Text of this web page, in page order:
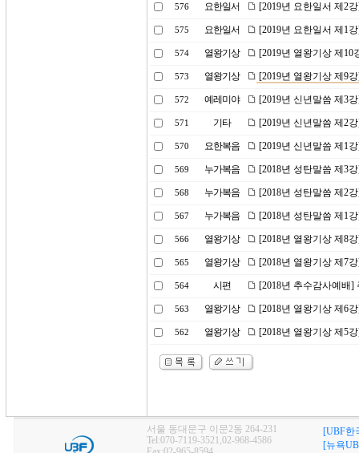
576 요한일서 [2019년 요한일서 제2
575 요한일서 [2019년 요한일서 제1
574 열왕기상 [2019년 열왕기상 제
573 열왕기상 [2019년 열왕기상 제9
572 예레미야 [2019년 신년말씀 제3
571 기타 [2019년 신년말씀 제2
570 요한복음 [2019년 신년말씀 제1
569 누가복음 [2018년 성탄말씀 제3
568 누가복음 [2018년 성탄말씀 제2
567 누가복음 [2018년 성탄말씀 제1
566 열왕기상 [2018년 열왕기상 제8
565 열왕기상 [2018년 열왕기상 제7
564 시편 [2018년 추수감사예배]
563 열왕기상 [2018년 열왕기상 제6
562 열왕기상 [2018년 열왕기상 제5
서울 동대문구 이문2동 264-231
Tel:070-7119-3521,02-968-4586
[UBF한
[뉴욕